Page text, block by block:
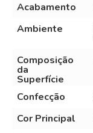
Acabamento
Ambiente
Composição
da
Superfície
Confecção
Cor Principal